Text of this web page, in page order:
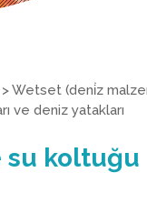
>Wetset (deni̇z
ve deniz yatakları
su koltuğu